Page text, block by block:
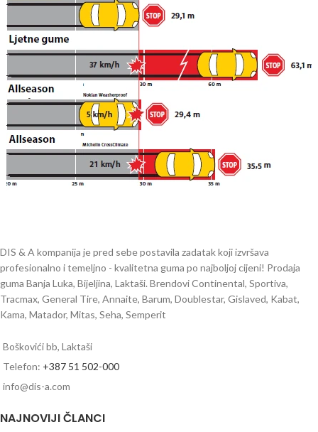
DIS & A kompanija je pred sebe postavila zadatak koji izvršava
profesionalno i temeljno - kvalitetna guma po najboljoj cijeni! Prodaja
guma Banja Luka, Bijeljina, Laktaši. Brendovi Continental, Sportiva,
Tracmax, General Tire, Annaite, Barum, Doublestar, Gislaved, Kabat,
Kama, Matador, Mitas, Seha, Semperit
Boškovići bb, Laktaši
Telefon: +387 51 502-000
info@dis-a.com
NAJNOVIJI ČLANCI